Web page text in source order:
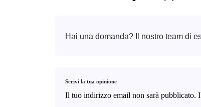
Hai una domanda? Il nostro team di
Scrivi la tua opinione
Il tuo indirizzo email non sarà pubblicato.